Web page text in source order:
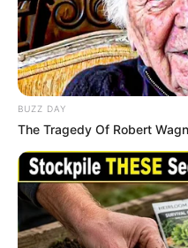
BUZZ DAY
The Tragedy Of Robert